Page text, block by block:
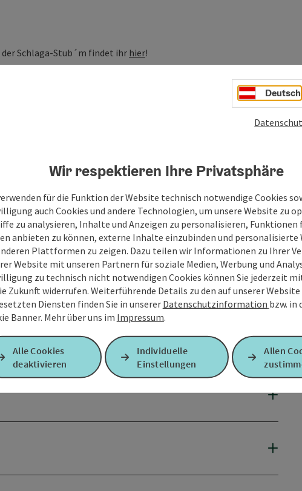
Schlaga-Stub´m findet ihr hier!
Deutsch
Wir respektieren Ihre Privatsphäre
für die Funktion der Website technisch notwendige Cookies
auch Cookies und andere Technologien, um unsere Website zu
zu analysieren, Inhalte und Anzeigen zu personalisieren, Funktionen
anbieten zu können, externe Inhalte einzubinden und personalisierte
Plattformen zu zeigen. Dazu teilen wir Informationen zu Ihrer
Website mit unseren Partnern für soziale Medien, Werbung und
zu technisch nicht notwendigen Cookies können Sie jederzeit
Zukunft widerrufen. Weiterführende Details zu den auf unserer Website
Diensten finden Sie in unsererDatenschutzinformation bzw. in
Banner. Mehr über uns im Impressum.
Alle Cookies
deaktivieren
Individuelle
Einstellungen
Allen